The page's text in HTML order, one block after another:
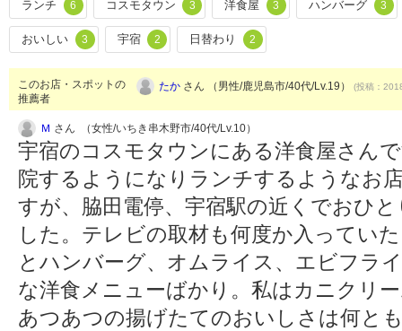
ランチ 6 コスモタウン 3 洋食屋 3 ハンバーグ 3
おいしい 3 宇宿 2 日替わり 2
このお店・スポットの
推薦者
たか さん （男性/鹿児島市/40代/Lv.19） (投稿：
Ｍ さん （女性/いちき串木野市/40代/Lv.10）
宇宿のコスモタウンにある洋食屋さん
院するようになりランチするようなお
すが、脇田電停、宇宿駅の近くでおひ
した。テレビの取材も何度か入ってい
とハンバーグ、オムライス、エビフラ
な洋食メニューばかり。私はカニクリ
あつあつの揚げたてのおいしさは何と